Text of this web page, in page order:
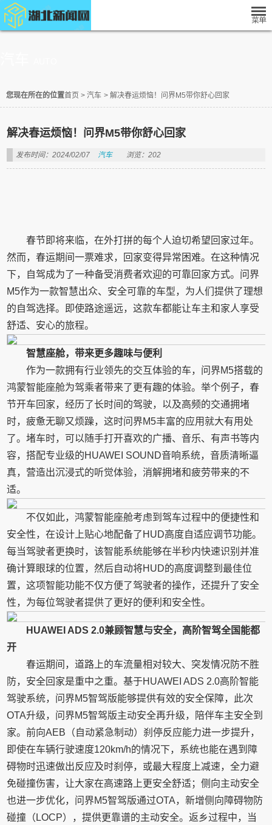
您现在所在的位置首页 > 汽车 > 解决春运烦恼！问界M5带你舒心回家
解决春运烦恼！问界M5带你舒心回家
发布时间：2024/02/07 汽车 浏览：202
春节即将来临，在外打拼的每个人迫切希望回家过年。
然而，春运期间一票难求，回家变得异常困难。在这种情况
下，自驾成为了一种备受消费者欢迎的可靠回家方式。问界
M5作为一款智慧出众、安全可靠的车型，为人们提供了理想
的自驾选择。即使路途遥远，这款车都能让车主和家人享受
舒适、安心的旅程。
智慧座舱，带来更多趣味与便利
作为一款拥有行业领先的交互体验的车，问界M5搭载的
鸿蒙智能座舱为驾乘者带来了更有趣的体验。举个例子，春
节开车回家，经历了长时间的驾驶，以及高频的交通拥堵
时，疲惫无聊又烦躁，这时问界M5丰富的应用就大有用处
了。堵车时，可以随手打开喜欢的广播、音乐、有声书等内
容，搭配专业级的HUAWEI SOUND音响系统，音质清晰逼
真，营造出沉浸式的听觉体验，消解拥堵和疲劳带来的不
适。
不仅如此，鸿蒙智能座舱考虑到驾车过程中的便捷性和
安全性，在设计上贴心地配备了HUD高度自适应调节功能。
每当驾驶者更换时，该智能系统能够在半秒内快速识别并准
确计算眼球的位置，然后自动将HUD的高度调整到最佳位
置，这项智能功能不仅方便了驾驶者的操作，还提升了安全
性，为每位驾驶者提供了更好的便利和安全性。
HUAWEI ADS 2.0兼顾智慧与安全，高阶智驾全国能都
开
春运期间，道路上的车流量相对较大、突发情况防不胜
防，安全回家是重中之重。基于HUAWEI ADS 2.0高阶智能
驾驶系统，问界M5智驾版能够提供有效的安全保障，此次
OTA升级，问界M5智驾版主动安全再升级，陪伴车主安全到
家。前向AEB（自动紧急制动）刹停反应能力进一步提升，
即使在车辆行驶速度120km/h的情况下，系统也能在遇到障
碍物时迅速做出反应及时刹停，或最大程度上减速，全力避
免碰撞伤害，让大家在高速路上更安全舒适；侧向主动安全
也进一步优化，问界M5智驾版通过OTA，新增侧向障碍物防
碰撞（LOCP），提供更靠谱的主动安全。返乡过程中，当